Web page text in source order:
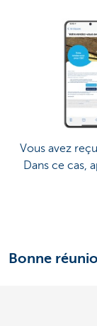
Vous avez
Dans ce cas,
Bonne